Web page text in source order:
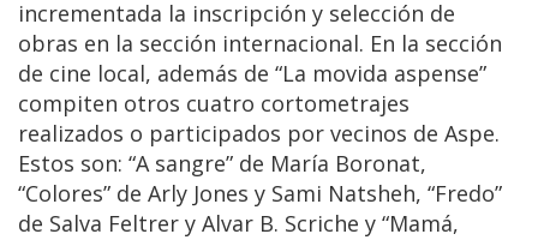
incrementada la inscripción y selección de
obras en la sección internacional. En la sección
de cine local, además de “La movida aspense”
compiten otros cuatro cortometrajes
realizados o participados por vecinos de Aspe.
Estos son: “A sangre” de María Boronat,
“Colores” de Arly Jones y Sami Natsheh, “Fredo”
de Salva Feltrer y Alvar B. Scriche y “Mamá,